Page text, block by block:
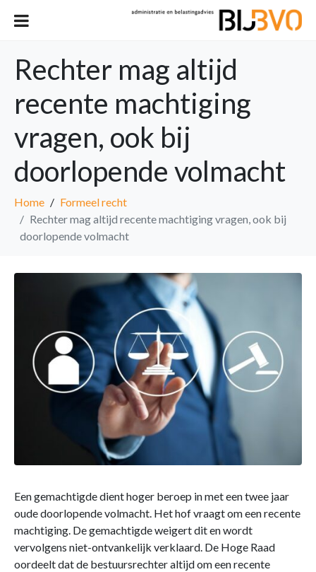
Rechter mag altijd
recente machtiging
vragen, ook bij
doorlopende volmacht
Home
Formeel recht
Rechter mag altijd recente machtiging vragen, ook bij
doorlopende volmacht
Een gemachtigde dient hoger beroep in met een twee jaar
oude doorlopende volmacht. Het hof vraagt om een recente
machtiging. De gemachtigde weigert dit en wordt
vervolgens niet-ontvankelijk verklaard. De Hoge Raad
oordeelt dat de bestuursrechter altijd om een recente